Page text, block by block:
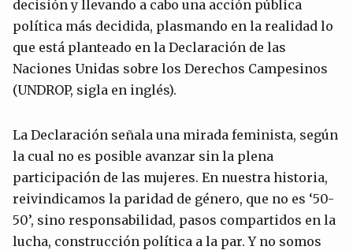
decisión y llevando a cabo una acción pública
política más decidida, plasmando en la realidad lo
que está planteado en la Declaración de las
Naciones Unidas sobre los Derechos Campesinos
(UNDROP, sigla en inglés).
La Declaración señala una mirada feminista, según
la cual no es posible avanzar sin la plena
participación de las mujeres. En nuestra historia,
reivindicamos la paridad de género, que no es ‘50-
50’, sino responsabilidad, pasos compartidos en la
lucha, construcción política a la par. Y no somos